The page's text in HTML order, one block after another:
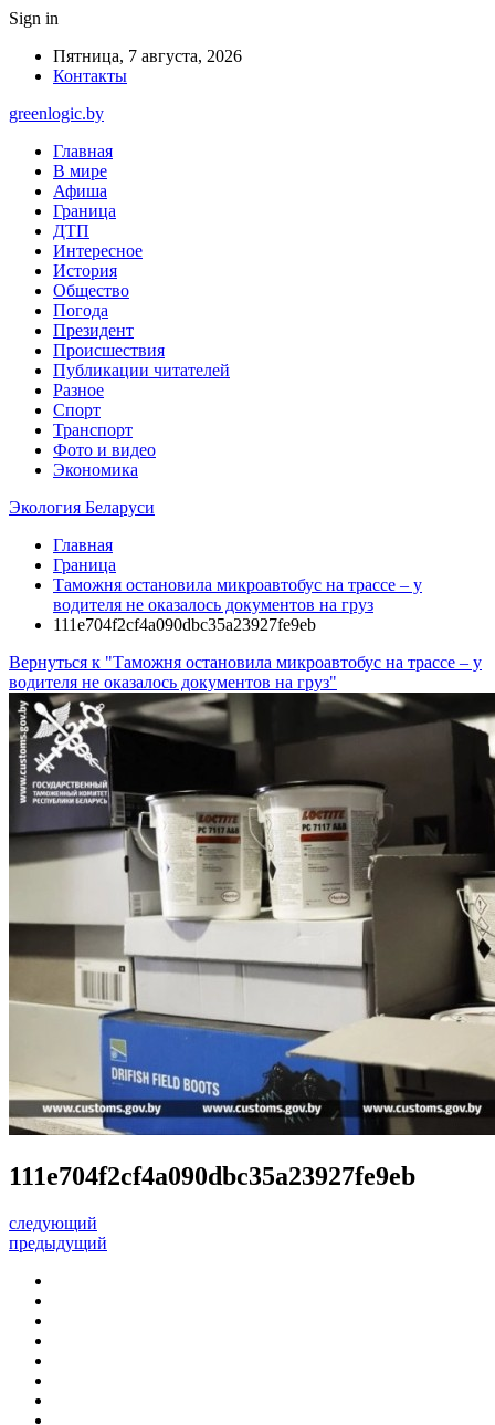
Sign in
Пятница, 7 августа, 2026
Контакты
greenlogic.by
Главная
В мире
Афиша
Граница
ДТП
Интересное
История
Общество
Погода
Президент
Происшествия
Публикации читателей
Разное
Спорт
Транспорт
Фото и видео
Экономика
Экология Беларуси
Главная
Граница
Таможня остановила микроавтобус на трассе – у
водителя не оказалось документов на груз
111e704f2cf4a090dbc35a23927fe9eb
Вернуться к "Таможня остановила микроавтобус на трассе – у
водителя не оказалось документов на груз"
111e704f2cf4a090dbc35a23927fe9eb
следующий
предыдущий